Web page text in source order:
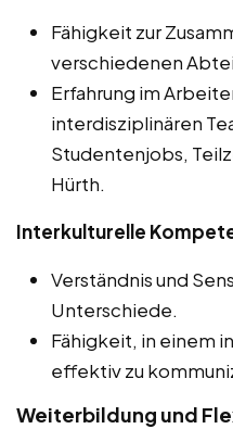
Fähigkeit zur
verschiedenen
Erfahrung im
interdisziplinären
Studentenjobs,
Hürth.
Interkulturelle
Verständnis und
Unterschiede.
Fähigkeit, in einem
effektiv zu
Weiterbildung und